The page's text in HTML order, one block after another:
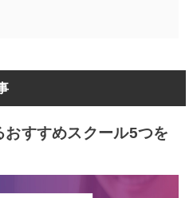
すすめスクール5つを